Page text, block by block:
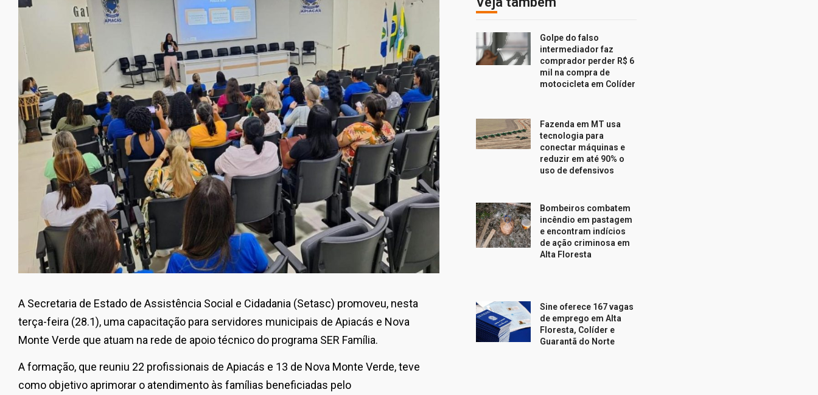
A Secretaria de Estado de Assistência Social e Cidadania (Setasc) promoveu, nesta
terça-feira (28.1), uma capacitação para servidores municipais de Apiacás e Nova
Monte Verde que atuam na rede de apoio técnico do programa SER Família.
A formação, que reuniu 22 profissionais de Apiacás e 13 de Nova Monte Verde, teve
como objetivo aprimorar o atendimento às famílias beneficiadas pelo
Golpe do falso
intermediador faz
comprador perder R$ 6
mil na compra de
motocicleta em Colíder
Fazenda em MT usa
tecnologia para
conectar máquinas e
reduzir em até 90% o
uso de defensivos
Bombeiros combatem
incêndio em pastagem
e encontram indícios
de ação criminosa em
Alta Floresta
Sine oferece 167 vagas
de emprego em Alta
Floresta, Colíder e
Guarantã do Norte